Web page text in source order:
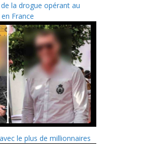
la drogue opérant au
France
le plus de millionnaires